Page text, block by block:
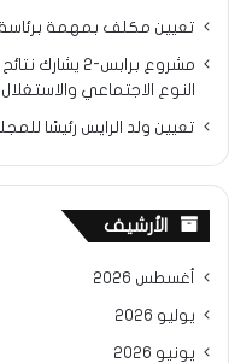
تعيين مكلف بمهمة
مشروع برابس-
النوع الاجتماعي
تعيين ولد الرايس رئيسًا
الأرشيف
أغسطس 2026
يوليو 2026
يونيو 2026